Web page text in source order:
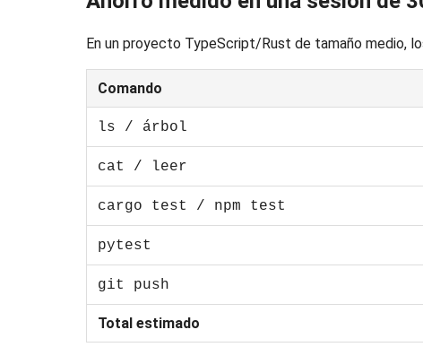
En un proyecto TypeScript/Rust de tamaño medio,
Comando
ls / árbol
cat / leer
cargo test / npm test
pytest
git push
Total estimado